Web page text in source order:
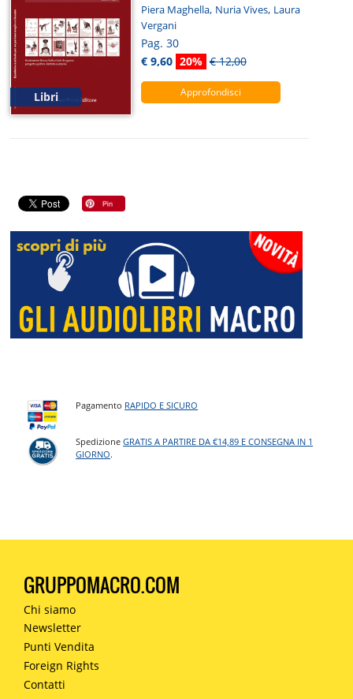
Libri
Piera Maghella, Nuria Vives, Laura
Vergani
Pag. 30
€ 9,60 20% € 12,00
Approfondisci
Pagamento RAPIDO E SICURO
SpedizioneGRATIS A PARTIRE DA €14,89 E CONSEGNA IN 1
GIORNO.
GRUPPOMACRO.COM
Chi siamo
Newsletter
Punti Vendita
Foreign Rights
Contatti